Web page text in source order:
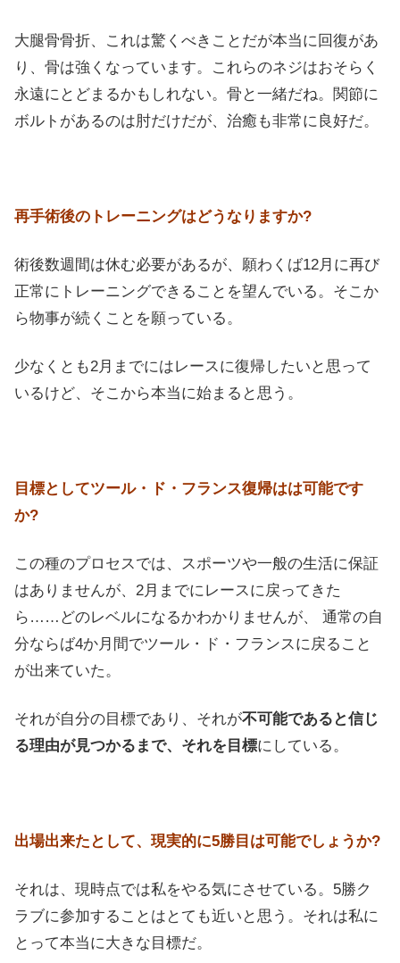
大腿骨骨折、これは驚くべきことだが本当に回復があ
り、骨は強くなっています。これらのネジはおそらく
永遠にとどまるかもしれない。骨と一緒だね。関節に
ボルトがあるのは肘だけだが、治癒も非常に良好だ。
再手術後のトレーニングはどうなりますか?
術後数週間は休む必要があるが、願わくば12月に再び
正常にトレーニングできることを望んでいる。そこか
ら物事が続くことを願っている。
少なくとも2月までにはレースに復帰したいと思って
いるけど、そこから本当に始まると思う。
目標としてツール・ド・フランス復帰はは可能です
か?
この種のプロセスでは、スポーツや一般の生活に保証
はありませんが、2月までにレースに戻ってきた
ら……どのレベルになるかわかりませんが、 通常の自
分ならば4か月間でツール・ド・フランスに戻ること
が出来ていた。
それが自分の目標であり、それが不可能であると信じ
る理由が見つかるまで、それを目標にしている。
出場出来たとして、現実的に5勝目は可能でしょうか?
それは、現時点では私をやる気にさせている。5勝ク
ラブに参加することはとても近いと思う。それは私に
とって本当に大きな目標だ。